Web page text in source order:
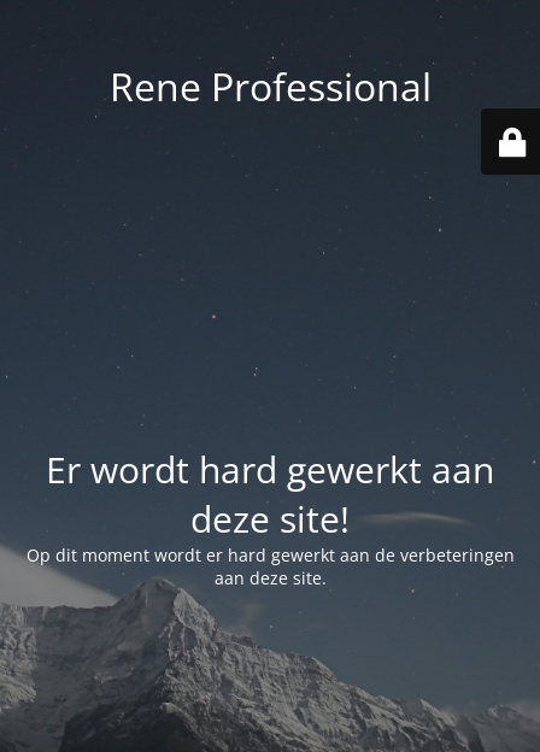
Rene Professional
Er wordt hard gewerkt aan
deze site!
Op dit moment wordt er hard gewerkt aan de verbeteringen
aan deze site.